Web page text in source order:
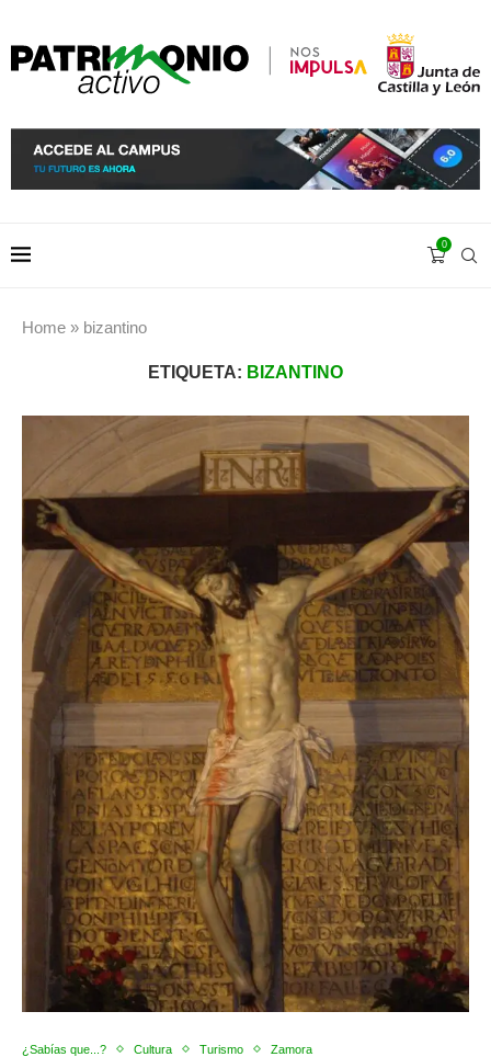
0
Home » bizantino
ETIQUETA: BIZANTINO
¿Sabías que...? Cultura Turismo Zamora